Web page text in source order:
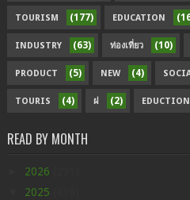
TOURISM (177) EDUCATION
INDUSTRY (63) ท่องเที่ยว (10)
PRODUCT (5) NEW (4)
TOURIS (4) ฝ (2) EDUCTION
READ BY MONTH
2026
2025